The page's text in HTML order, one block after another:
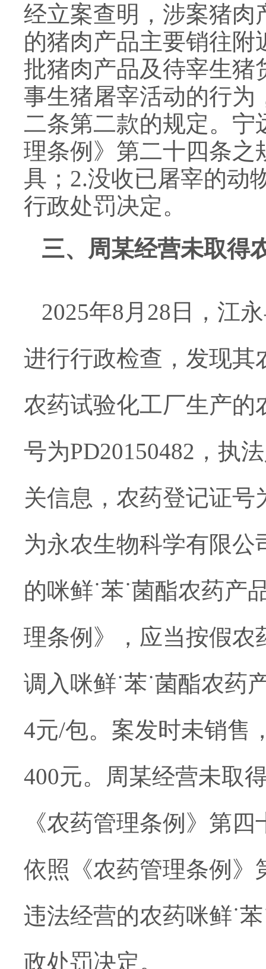
经立案查明，涉案猪肉
的猪肉产品主要销往附
批猪肉产品及待宰生猪
事生猪屠宰活动的行为
二条第二款的规定。 宁
理条例》第二十四条之
具；2.没收已屠宰的动
行政处罚决定。
三、 周某经营未取得
2025年8月28日，江
进行行政检查，发现其
农药试验化工厂生产的
号为PD20150482 ，执
关信息， 农药登记证号
为永农生物科学有限公
的咪鲜˙苯˙菌酯农药产
理条例》，应当按假农
调入 咪鲜˙苯˙菌酯农药
4元/包。案发时未销售
400元。周某经营未取
《农药管理条例》第
依照《农药管理条例》
违法经营的农药咪鲜˙
政处罚决定。